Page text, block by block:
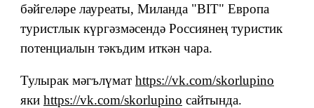
бәйгеләре лауреаты, Миланда "BIT" Европа
туристлык күргәзмәсендә Россиянең туристик
потенциалын тәкъдим иткән чара.
Тулырак мәгълүмат https://vk.com/skorlupino
яки https://vk.com/skorlupino сайтында.